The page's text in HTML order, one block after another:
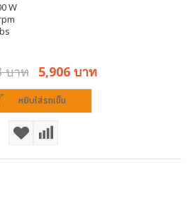
W
บาท 5,906 บาท
หยิบใส่รถเข็น